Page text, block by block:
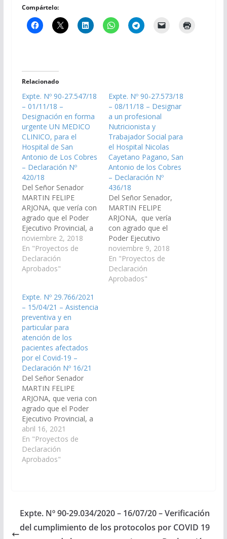
Compártelo:
Relacionado
Expte. Nº 90-27.547/18
– 01/11/18 –
Designación en forma
urgente UN MEDICO
CLINICO, para el
Hospital de San
Antonio de Los Cobres
– Declaración Nº
420/18
Del Señor Senador
MARTIN FELIPE
ARJONA, que vería con
agrado que el Poder
Ejecutivo Provincial, a
través del organismo
que corresponda
designe en FORMA
URGENTE UN MEDICO
HOSPITAL NICOLAS
CAYETANO PAGANO
de la Localidad de San
Antonio de los Cobres,
departamento Los
Andes. (Expte. Nº 90-
27.547/18…
noviembre 2, 2018
En "Proyectos de
Declaración
Aprobados"
Expte. Nº 90-27.573/18
– 08/11/18 – Designar
a un profesional
Nutricionista y
Trabajador Social para
el Hospital Nicolas
Cayetano Pagano, San
Antonio de los Cobres
– Declaración Nº
436/18
Del Señor Senador,
MARTIN FELIPE
ARJONA, que vería
con agrado que el
Poder Ejecutivo
Provincial, a través del
organismo que
corresponda designe
en FORMA URGENTE
noviembre 9, 2018
En "Proyectos de
Declaración
Aprobados"
Expte. Nº 29.766/2021
– 15/04/21 – Asistencia
preventiva y en
particular para
atención de los
pacientes afectados
por el Covid-19 –
Declaración Nº 16/21
Del Señor Senador
MARTIN FELIPE
ARJONA, que veria con
agrado que el Poder
Ejecutivo Provincial, a
través del Ministerio de
Salud Pública, proceda
al envió de las partidas
correspondientes de
en particular para
atención de los
pacientes afectados
abril 16, 2021
En "Proyectos de
Declaración
Aprobados"
Expte. Nº 90-29.034/2020 – 16/07/20 – Verificación
del cumplimiento de los protocolos por COVID 19